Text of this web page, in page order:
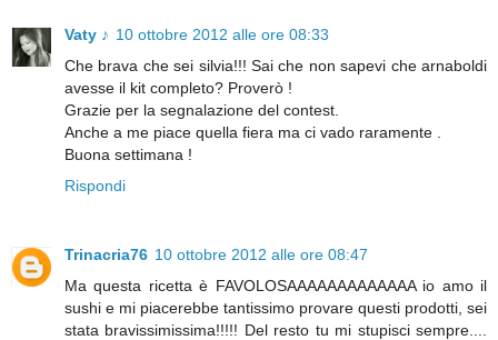
Vaty ♪ 10 ottobre 2012 alle ore 08:33
Che brava che sei silvia!!! Sai che non sapevi che arnaboldi
avesse il kit completo? Proverò !
Grazie per la segnalazione del contest.
Anche a me piace quella fiera ma ci vado raramente .
Buona settimana !
Rispondi
Trinacria76 10 ottobre 2012 alle ore 08:47
Ma questa ricetta è FAVOLOSAAAAAAAAAAAAA io amo il
sushi e mi piacerebbe tantissimo provare questi prodotti, sei
stata bravissimissima!!!!! Del resto tu mi stupisci sempre....